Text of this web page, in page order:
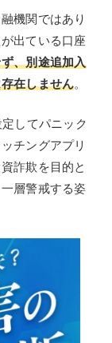
機関ではあり
出ている口座
、別途追加入
在しません。
してパニック
チングアプリ
詐欺を目的と
層警戒する姿